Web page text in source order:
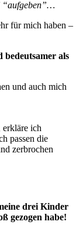
“aufgeben”…
für mich haben –
bedeutsamer als
und auch mich
erkläre ich
passen die
zerbrochen
drei Kinder
gezogen habe!